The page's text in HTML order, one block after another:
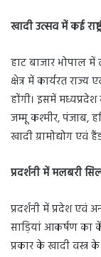
खादी उत्सव में कई
हाट बाजार भोपाल में
क्षेत्र में कार्यरत
होंगी। इसमें मध्यप्रदेश
जम्मू कश्मीर, पंजाब,
खादी ग्रामोद्योग एवं
प्रदर्शनी में मलबरी
प्रदर्शनी में प्रदेश एवं
साड़ियां आकर्षण का
प्रकार के खादी वस्त्र